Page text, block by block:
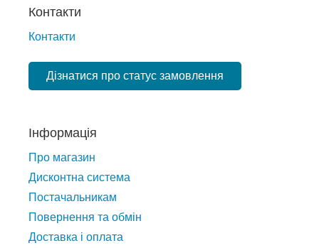
Контакти
Контакти
Дізнатися про статус замовлення
Інформація
Про магазин
Дисконтна система
Постачальникам
Повернення та обмін
Доставка і оплата